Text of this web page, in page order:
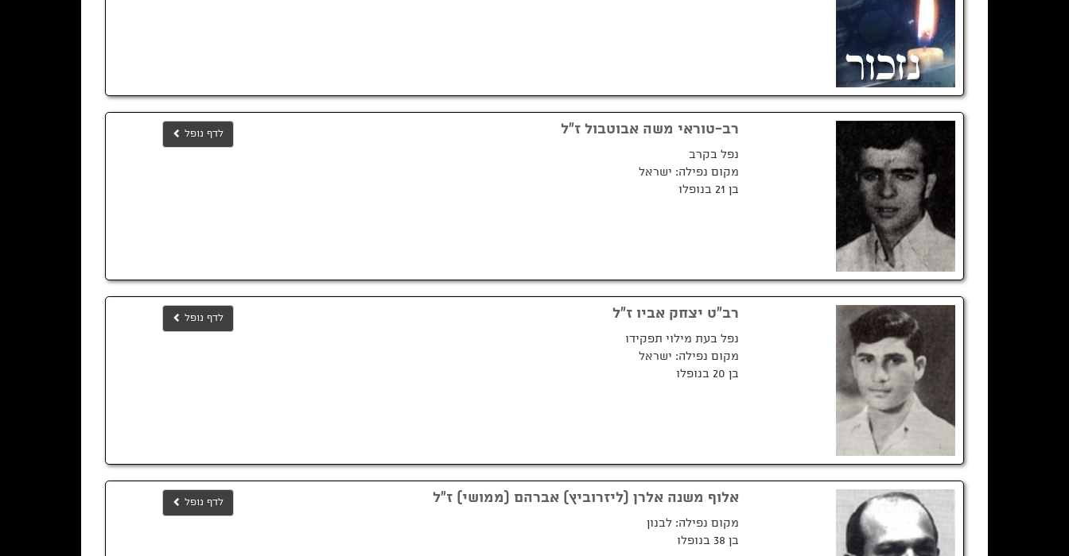
רב-טוראי משה אבוטבול ז"ל
נפל בקרב
מקום נפילה: ישראל
בן 21 בנופלו
לדף נופל
רב"ט יצחק אביו ז"ל
נפל בעת מילוי תפקידו
מקום נפילה: ישראל
בן 20 בנופלו
לדף נופל
אלוף משנה אלרן (ליזרוביץ) אברהם (ממושי) ז"ל
מקום נפילה: לבנון
בן 38 בנופלו
לדף נופל